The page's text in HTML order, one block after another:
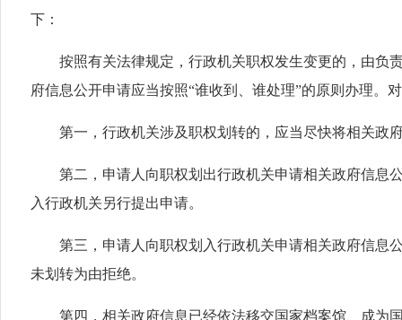
下：
按照有关法律规定，行政机关职权发生变更的，由负
府信息公开申请应当按照“谁收到、谁处理”的原则办理。
第一，行政机关涉及职权划转的，应当尽快将相关政
第二，申请人向职权划出行政机关申请相关政府信息
入行政机关另行提出申请。
第三，申请人向职权划入行政机关申请相关政府信息
未划转为由拒绝。
第四，相关政府信息已经依法移交国家档案馆、成为